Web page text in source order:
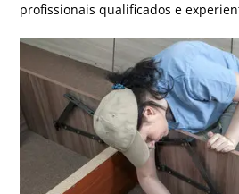
profissionais qualificados e